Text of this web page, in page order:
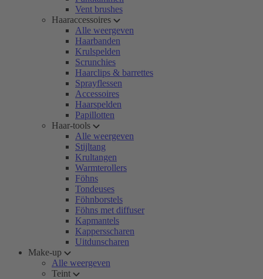
Vent brushes
Haaraccessoires
Alle weergeven
Haarbanden
Krulspelden
Scrunchies
Haarclips & barrettes
Sprayflessen
Accessoires
Haarspelden
Papillotten
Haar-tools
Alle weergeven
Stijltang
Krultangen
Warmterollers
Föhns
Tondeuses
Föhnborstels
Föhns met diffuser
Kapmantels
Kappersscharen
Uitdunscharen
Make-up
Alle weergeven
Teint